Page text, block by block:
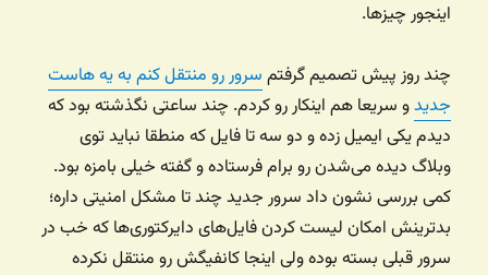
اینجور چیزها.
چند روز پیش تصمیم گرفتم سرور رو منتقل کنم به یه هاست
جدیدو سریعا هم اینکار رو کردم. چند ساعتی نگذشته بود که
دیدم یکی ایمیل زده و دو سه تا فایل که منطقا نباید توی
وبلاگ دیده می‌شدن رو برام فرستاده و گفته خیلی بامزه بود.
کمی بررسی نشون داد سرور جدید چند تا مشکل امنیتی داره؛
بدترینش امکان لیست کردن فایل‌های دایرکتوری‌ها که خب در
سرور قبلی بسته بوده ولی اینجا کانفیگش رو منتقل نکرده